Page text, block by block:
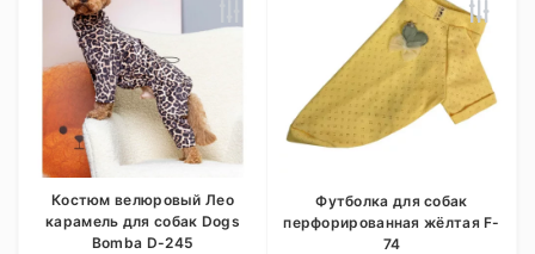
Костюм велюровый Лео
карамель для собак Dogs
Bomba D-245
Футболка для собак
перфорированная жёлтая F-
74